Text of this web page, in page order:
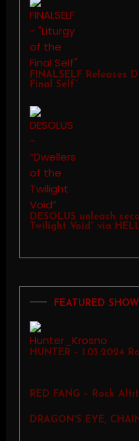
FINALSELF Releases
Final Self”
DESOLUS unleash
Twilight Void” via
FEATURED
HUNTER – 1.03.2024
RED FANG – Rock
DRAGON'S EYE,